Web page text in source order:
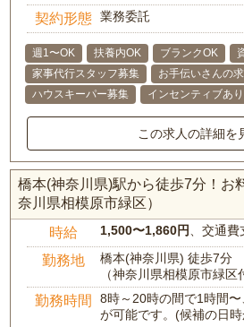
契約形態 業務委託
週1〜OK 扶養内OK ブランクOK
家事代行スタッフ募集
お手伝いさんの
ハウスキーパー募集
インセンティブあり
この求人の詳細を
橋本(神奈川県)駅から徒歩7分！お
奈川県相模原市緑区）
時給 1,500〜1,860円 、交通
勤務地
橋本(神奈川県) 徒歩7分
（神奈川県相模原市緑区
勤務時間
8時～20時の間で1時間
が可能です。(候補の日